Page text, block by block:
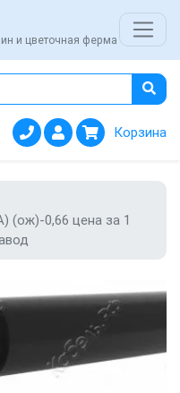
и цветочная ферма
Корзина
(ож)-0,66 цена за 1